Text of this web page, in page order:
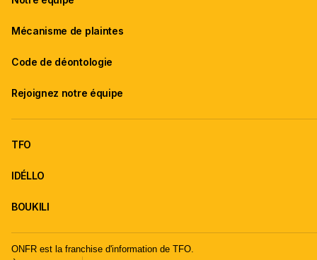
Mécanisme de plaintes
Code de déontologie
Rejoignez notre équipe
TFO
IDÉLLO
BOUKILI
ONFR est la franchise d'information de TFO.